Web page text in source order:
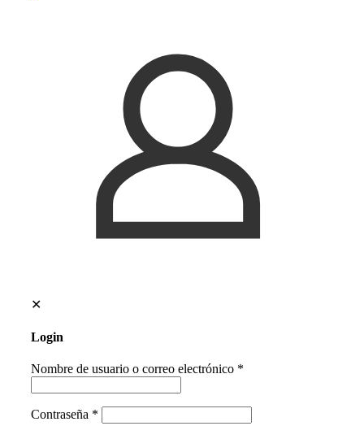
✕
Login
Nombre de usuario o correo electrónico *
Contraseña *